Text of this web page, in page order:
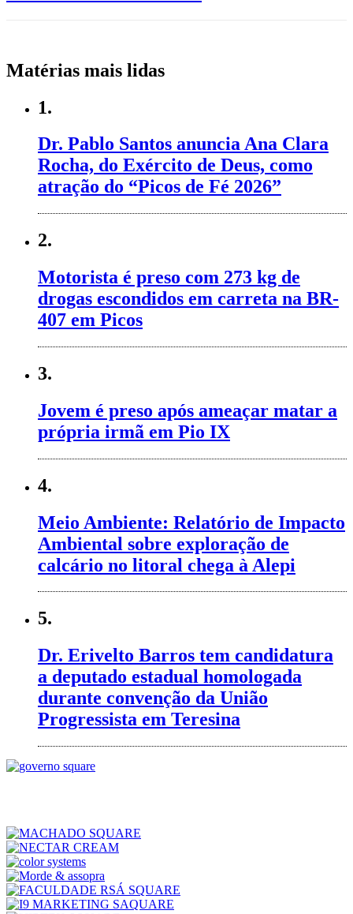
Matérias mais lidas
1.
Dr. Pablo Santos anuncia Ana Clara
Rocha, do Exército de Deus, como
atração do “Picos de Fé 2026”
2.
Motorista é preso com 273 kg de
drogas escondidos em carreta na BR-
407 em Picos
3.
Jovem é preso após ameaçar matar a
própria irmã em Pio IX
4.
Meio Ambiente: Relatório de Impacto
Ambiental sobre exploração de
calcário no litoral chega à Alepi
5.
Dr. Erivelto Barros tem candidatura
a deputado estadual homologada
durante convenção da União
Progressista em Teresina